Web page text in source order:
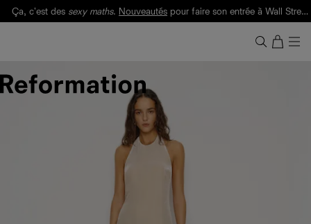
Ça, c'est des sexy maths. Nouveautés pour faire son entrée à Wall Street.